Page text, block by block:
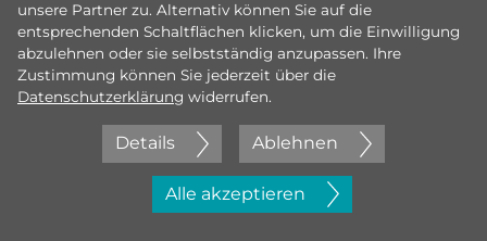
Jetzt initiativ bewerben
unsere Partner zu. Alternativ können Sie auf die
entsprechenden Schaltflächen klicken, um die Einwilligung
abzulehnen oder sie selbstständig anzupassen. Ihre
Zustimmung können Sie jederzeit über die
Datenschutzerklärung widerrufen.
Details Ablehnen
Alle akzeptieren